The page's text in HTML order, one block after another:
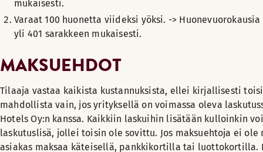
mukaisesti.
Varaat 100 huonetta viideksi yöksi. ->
yli 401 sarakkeen mukaisesti.
MAKSUEHDOT
Tilaaja vastaa kaikista kustannuksista, ellei kirjallisesti
mahdollista vain, jos yrityksellä on voimassa oleva
Hotels Oy:n kanssa. Kaikkiin laskuihin lisätään kulloinkin
laskutuslisä, jollei toisin ole sovittu. Jos maksuehtoja ei
asiakas maksaa käteisellä, pankkikortilla tai luottokortilla.